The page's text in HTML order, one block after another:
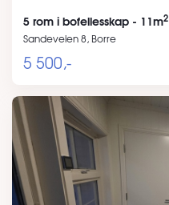
5 rom i bofellesskap - 11m2
Sandeveien 8, Borre
5 500,-